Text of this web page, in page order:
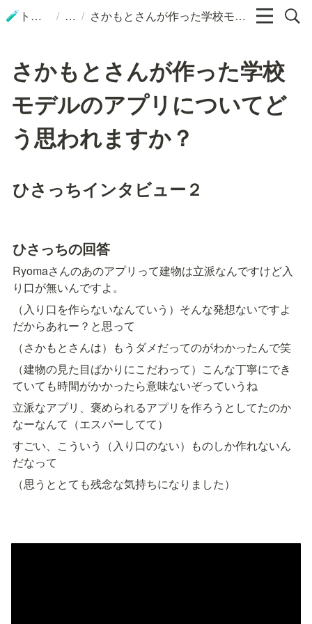
🧪 トップ / / さかもとさんが作った学校モデルのアプリについてどう思われますか？
さかもとさんが作った学校
モデルのアプリについてど
う思われますか？
ひさっちインタビュー２
ひさっちの回答
Ryomaさんのあのアプリって建物は立派なんですけど入
り口が無いんですよ。
（入り口を作らないなんていう）そんな発想ないですよ
だからあれー？と思って
（さかもとさんは）もうダメだってのがわかったんで笑
（建物の見た目ばかりにこだわって）こんな丁寧にでき
ていても時間がかかったら意味ないぞっていうね
立派なアプリ、褒められるアプリを作ろうとしてたのか
なーなんて（エスパーしてて）
すごい、こういう（入り口のない）ものしか作れないん
だなって
（思うととても残念な気持ちになりました）